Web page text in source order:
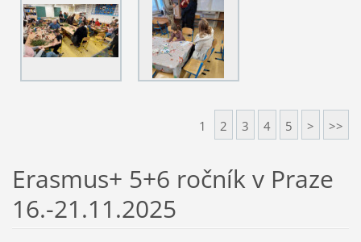
1 2 3 4 5 > >>
Erasmus+ 5+6 ročník v Praze
16.-21.11.2025